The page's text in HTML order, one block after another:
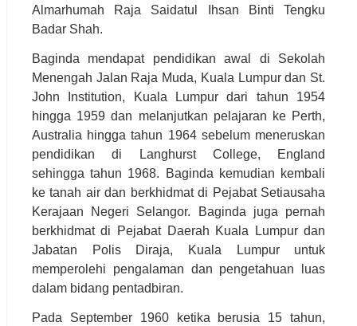
Almarhumah Raja Saidatul Ihsan Binti Tengku
Badar Shah.
Baginda mendapat pendidikan awal di Sekolah
Menengah Jalan Raja Muda, Kuala Lumpur dan St.
John Institution, Kuala Lumpur dari tahun 1954
hingga 1959 dan melanjutkan pelajaran ke Perth,
Australia hingga tahun 1964 sebelum meneruskan
pendidikan di Langhurst College, England
sehingga tahun 1968. Baginda kemudian kembali
ke tanah air dan berkhidmat di Pejabat Setiausaha
Kerajaan Negeri Selangor. Baginda juga pernah
berkhidmat di Pejabat Daerah Kuala Lumpur dan
Jabatan Polis Diraja, Kuala Lumpur untuk
memperolehi pengalaman dan pengetahuan luas
dalam bidang pentadbiran.
Pada September 1960 ketika berusia 15 tahun,